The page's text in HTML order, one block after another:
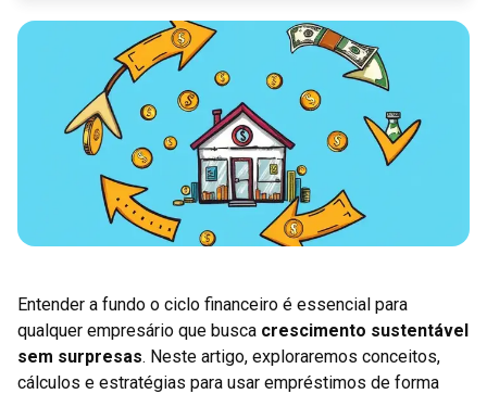
Entender a fundo o ciclo financeiro é essencial para
qualquer empresário que busca crescimento sustentável
sem surpresas. Neste artigo, exploraremos conceitos,
cálculos e estratégias para usar empréstimos de forma